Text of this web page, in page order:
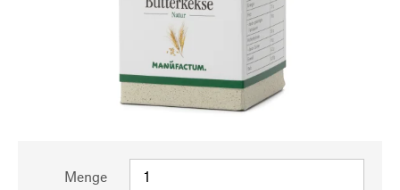
Menge